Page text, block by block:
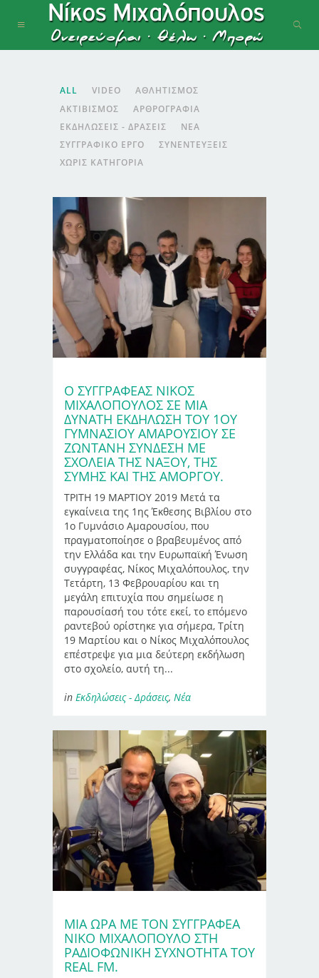
ALL VIDEO
ΑΘΛΗΤΙΣΜΌΣ
ΑΚΤΙΒΙΣΜΌΣ
ΑΡΘΡΟΓΡΑΦΊΑ
ΕΚΔΗΛΏΣΕΙΣ - ΔΡΆΣΕΙΣ
ΝΈΑ
ΣΥΓΓΡΑΦΙΚΌ ΈΡΓΟ
ΣΥΝΕΝΤΕΎΞΕΙΣ
ΧΩΡΊΣ ΚΑΤΗΓΟΡΊΑ
Ο ΣΥΓΓΡΑΦΕΑΣ ΝΙΚΟΣ
ΜΙΧΑΛΟΠΟΥΛΟΣ ΣΕ ΜΙΑ
ΔΥΝΑΤΗ ΕΚΔΗΛΩΣΗ ΤΟΥ 1ΟΥ
ΓΥΜΝΑΣΙΟΥ ΑΜΑΡΟΥΣΙΟΥ ΣΕ
ΖΩΝΤΑΝΗ ΣΥΝΔΕΣΗ ΜΕ
ΣΧΟΛΕΙΑ ΤΗΣ ΝΑΞΟΥ, ΤΗΣ
ΣΥΜΗΣ ΚΑΙ ΤΗΣ ΑΜΟΡΓΟΥ.
ΤΡΙΤΗ 19 ΜΑΡΤΙΟΥ 2019 Μετά τα
εγκαίνεια της 1ης Έκθεσης Βιβλίου στο
1ο Γυμνάσιο Αμαρουσίου, που
πραγματοποίησε ο βραβευμένος από
την Ελλάδα και την Ευρωπαϊκή Ένωση
συγγραφέας, Νίκος Μιχαλόπουλος, την
Τετάρτη, 13 Φεβρουαρίου και τη
μεγάλη επιτυχία που σημείωσε η
παρουσίασή του τότε εκεί, το επόμενο
ραντεβού ορίστηκε για σήμερα, Τρίτη
19 Μαρτίου και ο Νίκος Μιχαλόπουλος
επέστρεψε για μια δεύτερη εκδήλωση
στο σχολείο, αυτή τη...
in Εκδηλώσεις - Δράσεις, Νέα
ΜΙΑ ΩΡΑ ΜΕ ΤΟΝ ΣΥΓΓΡΑΦΕΑ
ΝΙΚΟ ΜΙΧΑΛΟΠΟΥΛΟ ΣΤΗ
ΡΑΔΙΟΦΩΝΙΚΗ ΣΥΧΝΟΤΗΤΑ ΤΟΥ
REAL FM.